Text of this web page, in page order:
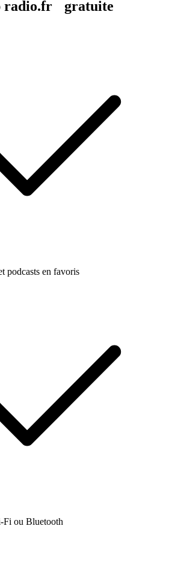
radio.fr gratuite
podcasts en favoris
ou Bluetooth